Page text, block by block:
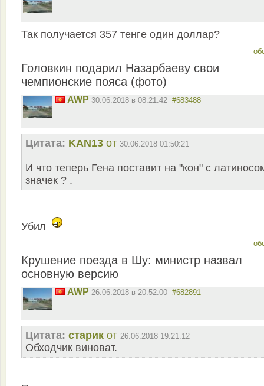
Так получается 357 тенге один доллар?
Головкин подарил Назарбаеву свои
чемпионские пояса (фото)
AWP 30.06.2018 в 08:21:42 #683488
Цитата: KAN13 от 30.06.2018 01:50:21
И что теперь Гена поставит на "кон" с
значек ? .
Убил
Крушение поезда в Шу: министр назвал
основную версию
AWP 26.06.2018 в 20:52:00 #682891
Цитата: старик от 26.06.2018 19:21:12
Обходчик виноват.